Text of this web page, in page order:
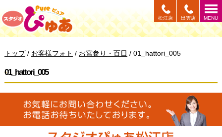
このページの本文へ
MENU
出雲店
松江店
現
の
トップ/ お客様フォト / お宮参り・百日 / 01_hattori_005
01_hattori_005